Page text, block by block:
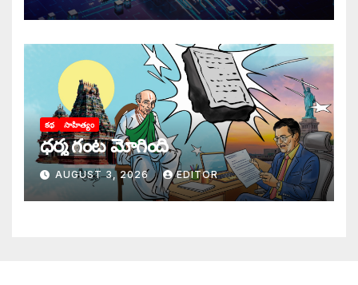
కథ సాహిత్యం
ధర్మ గంట మోగింది
AUGUST 3, 2026 EDITOR